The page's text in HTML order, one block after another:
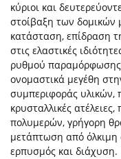
κύριοι και
στοίβαξη των
κατάσταση, επίδραση
στις ελαστικές
ρυθμού παραμόρφωσης
ονομαστικά μεγέθη
συμπεριφοράς
κρυσταλλικές
πολυμερών, γρήγορη
μετάπτωση από
ερπυσμός και διάχυση.